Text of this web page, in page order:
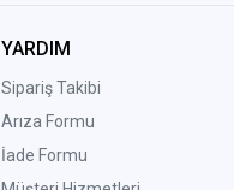
YARDIM
Sipariş Takibi
Arıza Formu
İade Formu